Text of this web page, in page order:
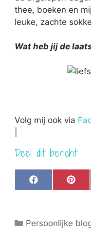
thee, boeken en
leuke, zachte
Wat heb jij de
Volg mij ook via
Deel dit bericht:
Share
on
F
a
o
on
P
i
r
Categorieën
Persoonlijke